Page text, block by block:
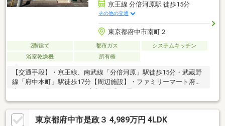
京王線 分倍河原駅 徒歩15分
その他の交通
東京都府中市南町２
2階建て 都市ガス
システムキッチン
浴室乾燥機
所有権
【交通手段】・京王線、南武線「分倍河原」駅徒歩15分・武蔵野
線「府中本町」駅徒歩17分【周辺施設】・ファミリーマート府中
トアミナノ分倍河原店まで940m【その他概要】２沿線以上利用
可、浴室乾燥機、前道６ｍ以上、シャワー付洗面化粧台、対面式
キッチン、２階建、システムキッチン、全居室収納、駅まで平
東京都府中市是政３ 4,989万円 4LDK